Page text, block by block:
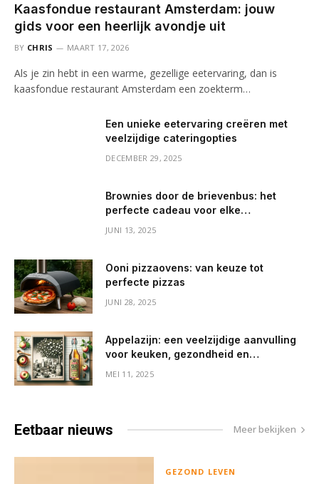
Kaasfondue restaurant Amsterdam: jouw
gids voor een heerlijk avondje uit
BY CHRIS MAART 17, 2026
Als je zin hebt in een warme, gezellige eetervaring, dan is
kaasfondue restaurant Amsterdam een zoekterm…
Een unieke eetervaring creëren met
veelzijdige cateringopties
DECEMBER 29, 2025
Brownies door de brievenbus: het
perfecte cadeau voor elke
JUNI 13, 2025
Ooni pizzaovens: van keuze tot
perfecte pizzas
JUNI 28, 2025
Appelazijn: een veelzijdige aanvulling
voor keuken, gezondheid en
MEI 11, 2025
Eetbaar nieuws Meer bekijken
GEZOND LEVEN